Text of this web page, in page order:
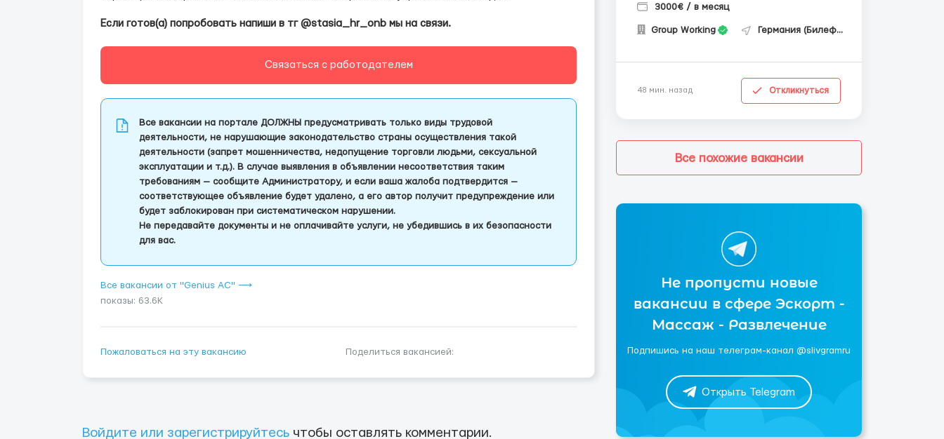
Если готов(а) попробовать напиши в тг @stasia_hr_onb мы на связи.
Связаться с работодателем
Все вакансии на портале ДОЛЖНЫ предусматривать только виды трудовой
деятельности, не нарушающие законодательство страны осуществления такой
деятельности (запрет мошенничества, недопущение торговли людьми, сексуальной
эксплуатации и т.д.). В случае выявления в объявлении несоответствия таким
требованиям — сообщите Администратору, и если ваша жалоба подтвердится —
соответствующее объявление будет удалено, а его автор получит предупреждение или
будет заблокирован при систематическом нарушении.
Не передавайте документы и не оплачивайте услуги, не убедившись в их безопасности
для вас.
Все вакансии от "Genius AС" ⟶
показы: 63.6K
Пожаловаться на эту вакансию Поделиться вакансией:
Войдите или зарегистрируйтесь чтобы оставлять комментарии.
3000€ / в месяц
Group Working Германия (Билефельд)
48 мин. назад Откликнуться
Все похожие вакансии
Не пропусти новые
вакансии в сфере Эскорт -
Массаж - Развлечение
Подпишись на наш телеграм-канал @slivgramru
Открыть Telegram